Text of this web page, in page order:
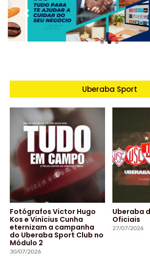
Uberaba Sport
Fotógrafos Victor Hugo
Kos e Vinícius Cunha
eternizam a campanha
do Uberaba Sport Club no
Módulo 2
30/07/2026
Uberaba
Oficiais
27/07/2026